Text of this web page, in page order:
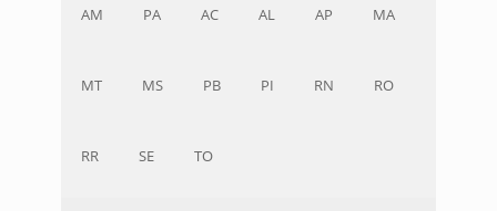
AM PA AC AL AP MA
MT MS PB PI RN RO
RR SE TO